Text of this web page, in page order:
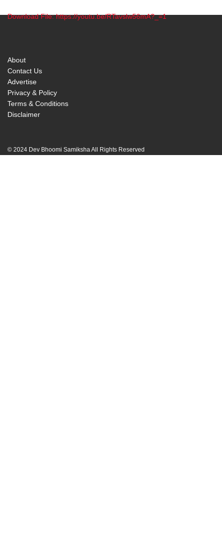
Download File: https://youtu.be/RTavslw56mA?_=1
About
Contact Us
Advertise
Privacy & Policy
Terms & Conditions
Disclaimer
© 2024 Dev Bhoomi Samiksha All Rights Reserved